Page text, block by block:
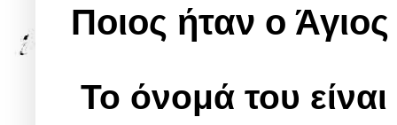
Ποιος ήταν ο
Το όνομά του